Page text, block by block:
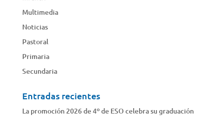
Multimedia
Noticias
Pastoral
Primaria
Secundaria
Entradas recientes
La promoción 2026 de 4º de ESO celebra su graduación